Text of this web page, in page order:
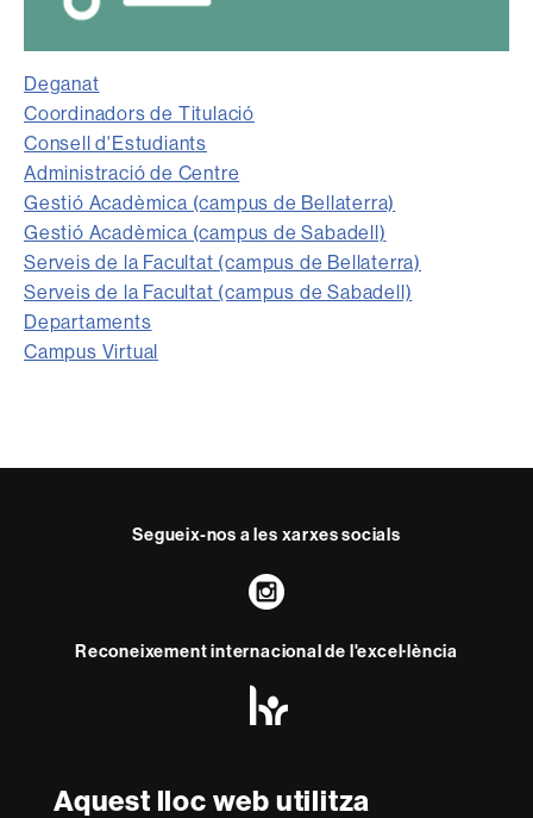
Aquest lloc web utilitza
Deganat
Coordinadors de Titulació
Consell d'Estudiants
Administració de Centre
Gestió Acadèmica (campus de Bellaterra)
Gestió Acadèmica (campus de Sabadell)
Serveis de la Facultat (campus de Bellaterra)
Serveis de la Facultat (campus de Sabadell)
Departaments
Campus Virtual
Segueix-nos a les xarxes socials
Instagram
Reconeixement internacional de l'excel·lència
-
Amb el finançament de